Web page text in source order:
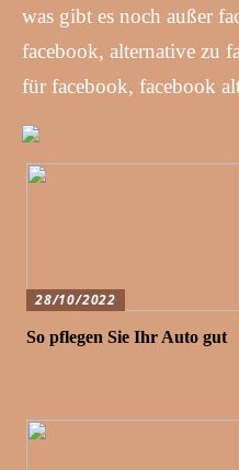
was gibt es noch außer
facebook, alternative zu
für facebook, facebook
28/10/2022
So pflegen Sie Ihr Auto gut